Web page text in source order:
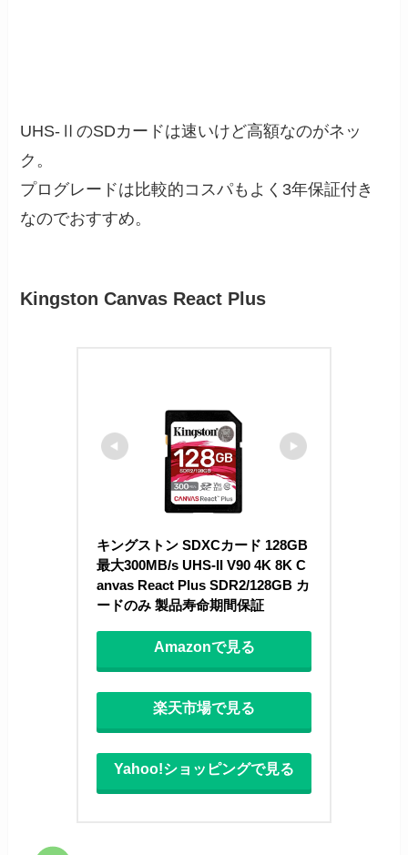
UHS-ⅡのSDカードは速いけど高額なのがネッ
ク。
プログレードは比較的コスパもよく3年保証付き
なのでおすすめ。
Kingston Canvas React Plus
キングストン SDXCカード 128GB
最大300MB/s UHS-II V90 4K 8K C
anvas React Plus SDR2/128GB カ
ードのみ 製品寿命期間保証
Amazonで見る
楽天市場で見る
Yahoo!ショッピングで見る